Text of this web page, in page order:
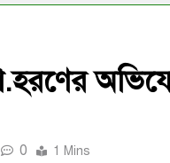
0 1 Mins